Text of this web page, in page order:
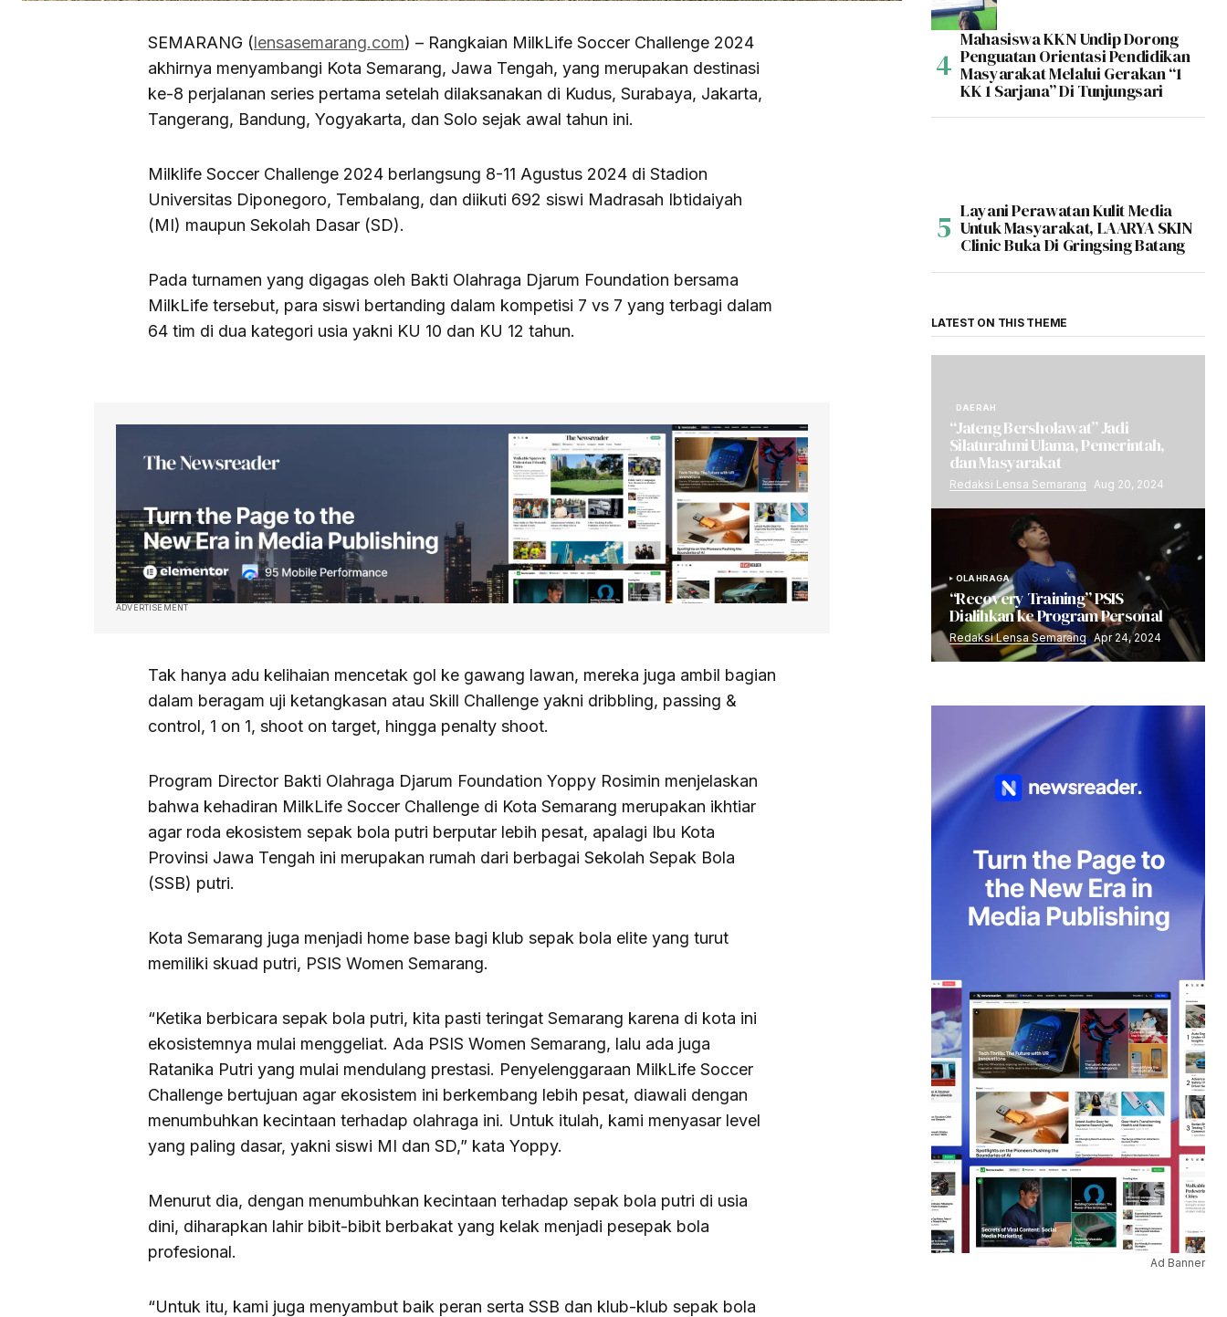
SEMARANG (lensasemarang.com) – Rangkaian MilkLife Soccer Challenge 2024
akhirnya menyambangi Kota Semarang, Jawa Tengah, yang merupakan destinasi
ke-8 perjalanan series pertama setelah dilaksanakan di Kudus, Surabaya, Jakarta,
Tangerang, Bandung, Yogyakarta, dan Solo sejak awal tahun ini.
Milklife Soccer Challenge 2024 berlangsung 8-11 Agustus 2024 di Stadion
Universitas Diponegoro, Tembalang, dan diikuti 692 siswi Madrasah Ibtidaiyah
(MI) maupun Sekolah Dasar (SD).
Pada turnamen yang digagas oleh Bakti Olahraga Djarum Foundation bersama
MilkLife tersebut, para siswi bertanding dalam kompetisi 7 vs 7 yang terbagi dalam
64 tim di dua kategori usia yakni KU 10 dan KU 12 tahun.
ADVERTISEMENT
Tak hanya adu kelihaian mencetak gol ke gawang lawan, mereka juga ambil bagian
dalam beragam uji ketangkasan atau Skill Challenge yakni dribbling, passing &
control, 1 on 1, shoot on target, hingga penalty shoot.
Program Director Bakti Olahraga Djarum Foundation Yoppy Rosimin menjelaskan
bahwa kehadiran MilkLife Soccer Challenge di Kota Semarang merupakan ikhtiar
agar roda ekosistem sepak bola putri berputar lebih pesat, apalagi Ibu Kota
Provinsi Jawa Tengah ini merupakan rumah dari berbagai Sekolah Sepak Bola
(SSB) putri.
Kota Semarang juga menjadi home base bagi klub sepak bola elite yang turut
memiliki skuad putri, PSIS Women Semarang.
“Ketika berbicara sepak bola putri, kita pasti teringat Semarang karena di kota ini
ekosistemnya mulai menggeliat. Ada PSIS Women Semarang, lalu ada juga
Ratanika Putri yang mulai mendulang prestasi. Penyelenggaraan MilkLife Soccer
Challenge bertujuan agar ekosistem ini berkembang lebih pesat, diawali dengan
menumbuhkan kecintaan terhadap olahraga ini. Untuk itulah, kami menyasar level
yang paling dasar, yakni siswi MI dan SD,” kata Yoppy.
Menurut dia, dengan menumbuhkan kecintaan terhadap sepak bola putri di usia
dini, diharapkan lahir bibit-bibit berbakat yang kelak menjadi pesepak bola
profesional.
“Untuk itu, kami juga menyambut baik peran serta SSB dan klub-klub sepak bola
Mahasiswa KKN Undip Dorong
Penguatan Orientasi Pendidikan
Masyarakat Melalui Gerakan “1
KK 1 Sarjana” Di Tunjungsari
Layani Perawatan Kulit Media
Untuk Masyarakat, LAARYA SKIN
Clinic Buka Di Gringsing Batang
LATEST ON THIS THEME
DAERAH
“Jateng Bersholawat” Jadi
Silaturahmi Ulama, Pemerintah,
dan Masyarakat
Redaksi Lensa Semarang Aug 20, 2024
OLAHRAGA
“Recovery Training” PSIS
Dialihkan ke Program Personal
Redaksi Lensa Semarang Apr 24, 2024
Ad Banner